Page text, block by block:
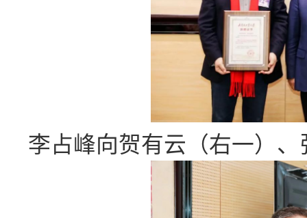
李占峰向贺有云（右一）